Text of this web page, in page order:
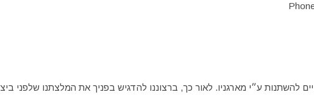
להשתנות ע״י מארגניו. לאור כך, ברצוננו להדגיש בפניך את המלצתנו שלפני